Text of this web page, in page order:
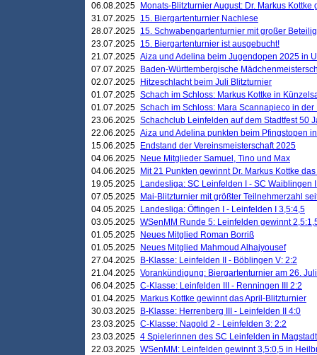
06.08.2025
Monats-Blitzturnier August: Dr. Markus Kottke
31.07.2025 15. Biergartenturnier Nachlese
28.07.2025 15. Schwabengartenturnier mit großer
23.07.2025 15. Biergartenturnier ist ausgebucht!
21.07.2025 Aiza und Adelina beim Jugendopen 2025 in
07.07.2025
Baden-Württembergische
02.07.2025
Hitzeschlacht beim Juli Blitzturnier
01.07.2025 Schach im Schloss: Markus Kottke in
01.07.2025 Schach im Schloss: Mara Scannapieco in der
23.06.2025 Schachclub Leinfelden auf dem Stadtfest 50
22.06.2025 Aiza und Adelina punkten beim Pfingstopen
15.06.2025
Endstand der Vereinsmeisterschaft 2025
04.06.2025
Neue Mitglieder Samuel, Tino und Max
04.06.2025
Mit 21 Punkten gewinnt Dr. Markus Kottke
19.05.2025
Landesliga: SC Leinfelden I - SC Waiblingen
07.05.2025
Mai-Blitzturnier mit größter Teilnehmerzahl
04.05.2025
Landesliga: Öffingen I - Leinfelden I 3,5:4,5
03.05.2025 WSenMM Runde 5: Leinfelden gewinnt
01.05.2025
Neues Mitglied Roman Borriß
01.05.2025
Neues Mitglied Mahmoud Alhajyousef
27.04.2025
B-Klasse: Leinfelden II - Böblingen V: 2:2
21.04.2025 Vorankündigung: Biergartenturnier am 26. Juli
06.04.2025 C-Klasse: Leinfelden III - Renningen III 2:2
01.04.2025
Markus Kottke gewinnt das April-Blitzturnier
30.03.2025
B-Klasse: Herrenberg III - Leinfelden II 4:0
23.03.2025 C-Klasse: Nagold 2 - Leinfelden 3: 2:2
23.03.2025 4 Spielerinnen des SC Leinfelden in Magstadt
22.03.2025 WSenMM: Leinfelden gewinnt 3,5:0,5 in